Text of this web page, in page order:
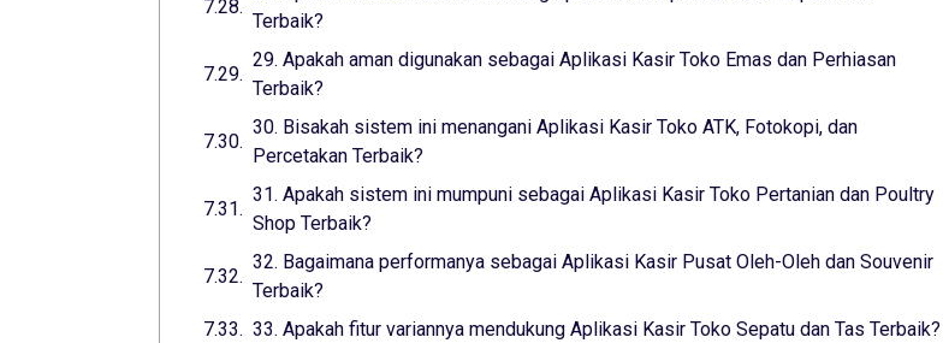
Terbaik?
29. Apakah aman digunakan sebagai Aplikasi Kasir Toko Emas dan Perhiasan
Terbaik?
30. Bisakah sistem ini menangani Aplikasi Kasir Toko ATK, Fotokopi, dan
Percetakan Terbaik?
31. Apakah sistem ini mumpuni sebagai Aplikasi Kasir Toko Pertanian dan Poultry
Shop Terbaik?
32. Bagaimana performanya sebagai Aplikasi Kasir Pusat Oleh-Oleh dan Souvenir
Terbaik?
33. Apakah fitur variannya mendukung Aplikasi Kasir Toko Sepatu dan Tas Terbaik?